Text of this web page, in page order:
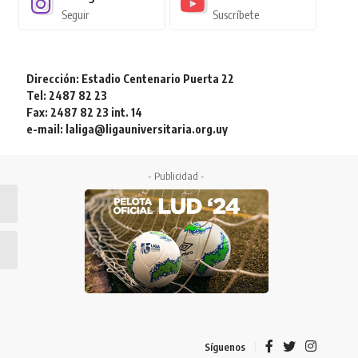
Seguir Suscríbete
Dirección: Estadio Centenario Puerta 22
Tel: 2487 82 23
Fax: 2487 82 23 int. 14
e-mail: laliga@ligauniversitaria.org.uy
- Publicidad -
Síguenos